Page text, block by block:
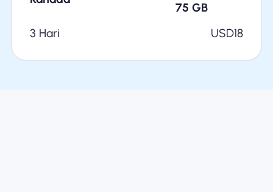
75 GB
3 Hari
USD18